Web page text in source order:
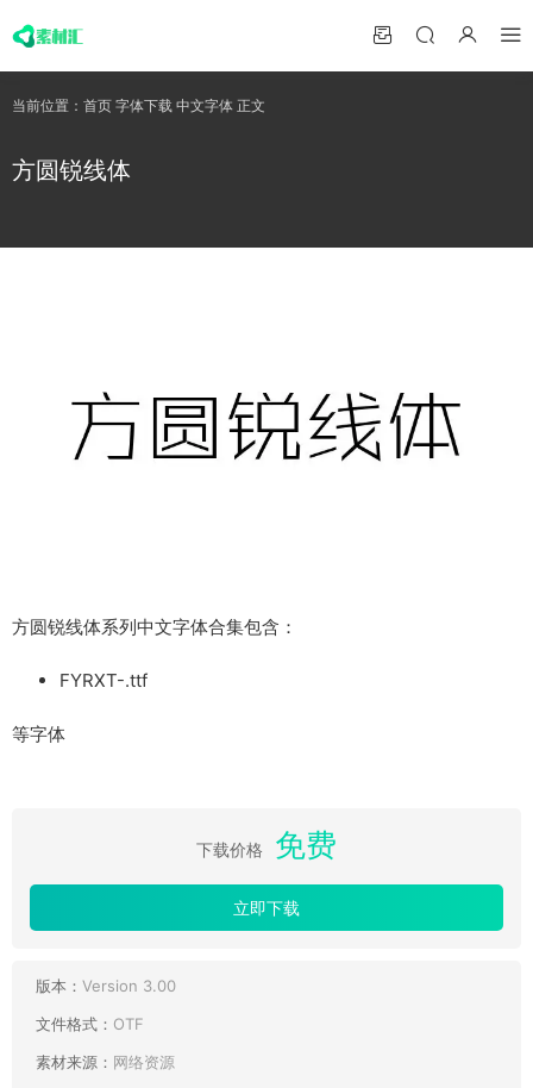
当前位置： 首页 字体下载 中文字体 正文
方圆锐线体
方圆锐线体系列中文字体合集包含：
FYRXT-.ttf
等字体
下载价格 免费
立即下载
版本： Version 3.00
文件格式： OTF
素材来源： 网络资源